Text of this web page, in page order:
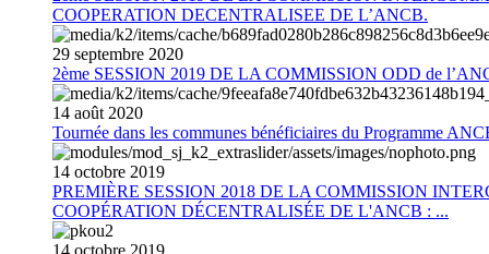
COOPERATION DECENTRALISEE DE L’ANCB.
29 septembre 2020
2ème SESSION 2019 DE LA COMMISSION ODD de
14 août 2020
Tournée dans les communes bénéficiaires du Programme
14 octobre 2019
PREMIÈRE SESSION 2018 DE LA COMMISSION
COOPÉRATION DÉCENTRALISÉE DE L'ANCB : ...
14 octobre 2019